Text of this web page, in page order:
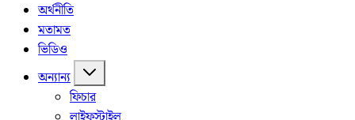
অর্থনীতি
মতামত
ভিডিও
অন্যান্য
ফিচার